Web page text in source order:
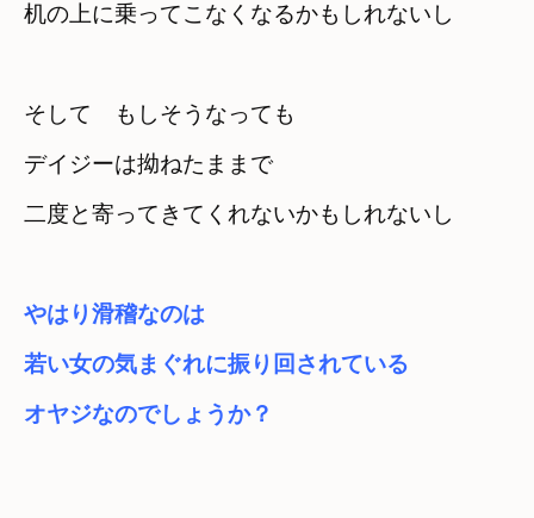
机の上に乗ってこなくなるかもしれないし
そして　もしそうなっても
デイジーは拗ねたままで
二度と寄ってきてくれないかもしれないし
やはり滑稽なのは
若い女の気まぐれに振り回されている
オヤジなのでしょうか？